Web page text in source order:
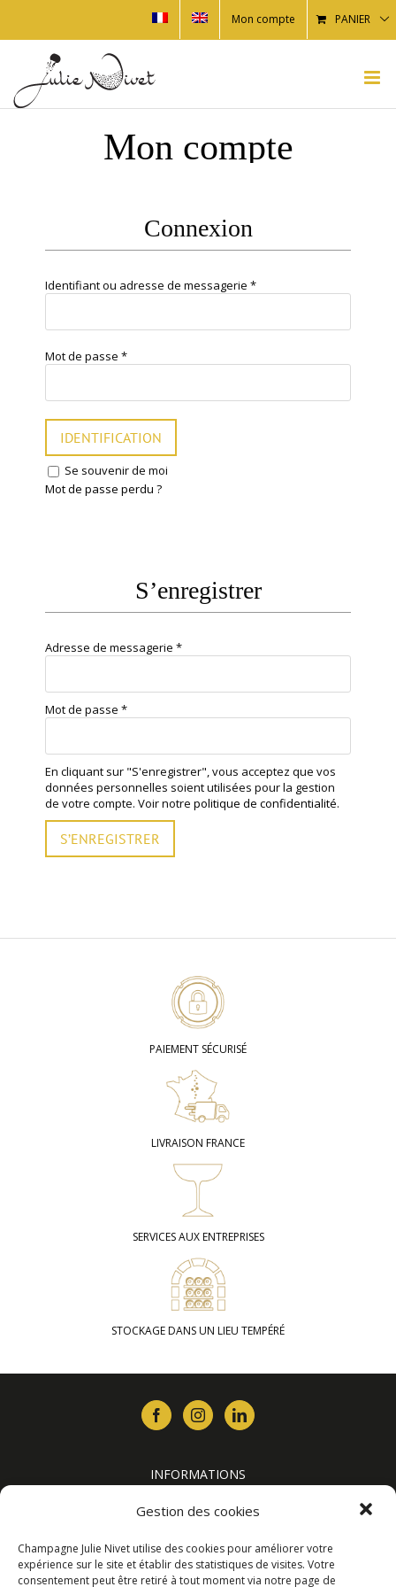
Gestion des cookies
Champagne Julie Nivet utilise des cookies pour améliorer votre
expérience sur le site et établir des statistiques de visites. Votre
consentement peut être retiré à tout moment via notre page de
Mon compte PANIER
Mon compte
Connexion
Identifiant ou adresse de messagerie *
Mot de passe *
IDENTIFICATION
Se souvenir de moi
Mot de passe perdu ?
S’enregistrer
Adresse de messagerie *
Mot de passe *
En cliquant sur "S'enregistrer", vous acceptez que vos
données personnelles soient utilisées pour la gestion
de votre compte. Voir notre politique de confidentialité.
S’ENREGISTRER
PAIEMENT SÉCURISÉ
LIVRAISON FRANCE
SERVICES AUX ENTREPRISES
STOCKAGE DANS UN LIEU TEMPÉRÉ
INFORMATIONS
Où nous trouver ?
Livraison
Conditions générales de vente